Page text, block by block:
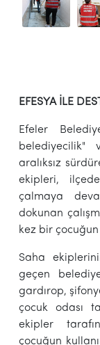
EFESYA İLE
Efeler
belediyecilik"
aralıksız
ekipleri,
çalmaya
dokunan
kez bir
Saha
geçen
gardırop,
çocuk odası
ekipler
çocuğun